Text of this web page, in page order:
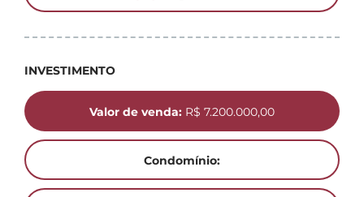
INVESTIMENTO
Valor de venda: R$ 7.200.000,00
Condomínio: